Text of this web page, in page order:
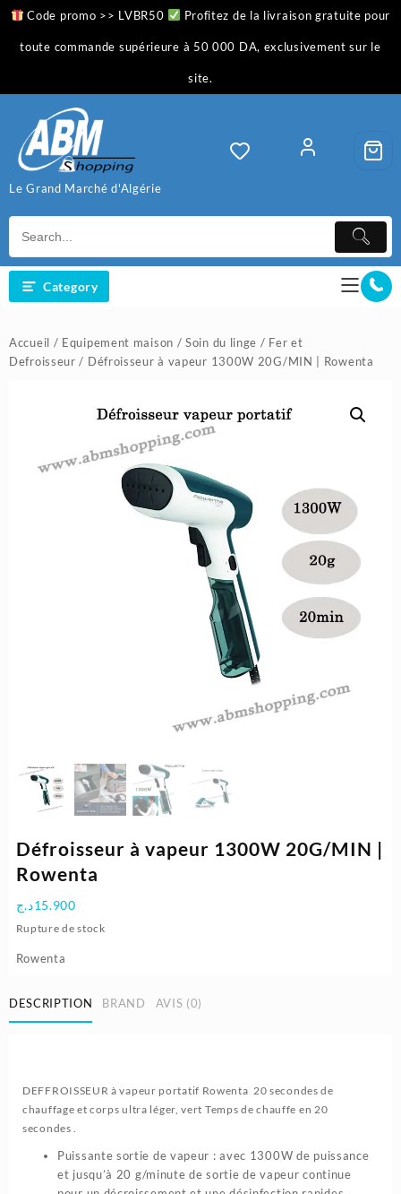
Skip
content
Code promo >> LVBR50 Profitez de la livraison gratuite pour
toute commande supérieure à 50 000 DA, exclusivement sur le
site.
Le Grand Marché d'Algérie
Category
Accueil / Equipement maison /Soin du linge / Fer et
Defroisseur / Défroisseur à vapeur 1300W 20G/MIN | Rowenta
Défroisseur à vapeur 1300W 20G/MIN |
Rowenta
15.900د.ج
Rupture de stock
Rowenta
DESCRIPTION BRAND AVIS (0)
DEFFROISSEUR à vapeur portatif Rowenta 20 secondes de
chauffage et corps ultra léger, vert Temps de chauffe en 20
secondes .
Puissante sortie de vapeur : avec 1300W de puissance
et jusqu’à 20 g/minute de sortie de vapeur continue